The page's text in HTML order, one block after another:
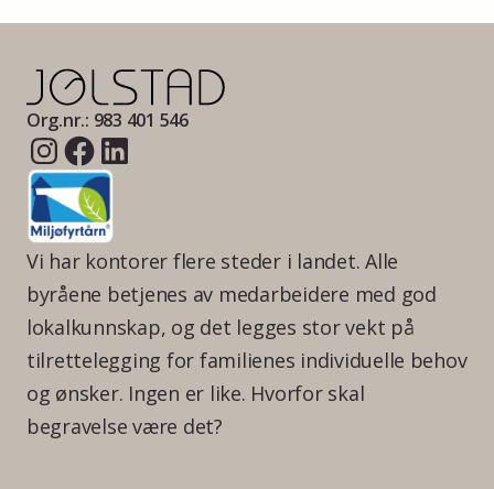
Org.nr.: 983 401 546
Vi har kontorer flere steder i landet. Alle
byråene betjenes av medarbeidere med god
lokalkunnskap, og det legges stor vekt på
tilrettelegging for familienes individuelle behov
og ønsker. Ingen er like. Hvorfor skal
begravelse være det?